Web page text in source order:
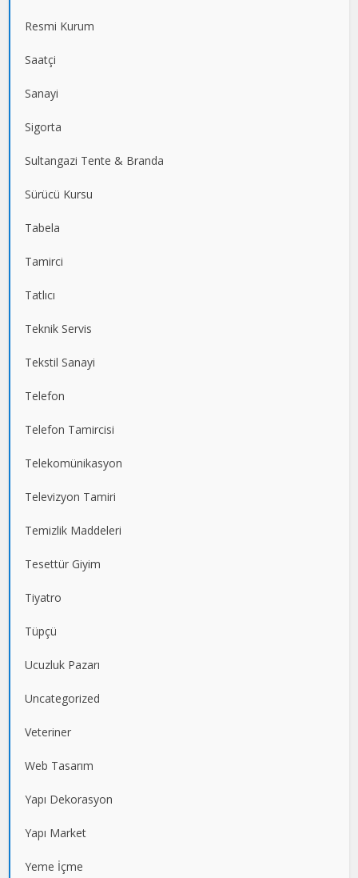
Resmi Kurum
Saatçi
Sanayi
Sigorta
Sultangazi Tente & Branda
Sürücü Kursu
Tabela
Tamirci
Tatlıcı
Teknik Servis
Tekstil Sanayi
Telefon
Telefon Tamircisi
Telekomünikasyon
Televizyon Tamiri
Temizlik Maddeleri
Tesettür Giyim
Tiyatro
Tüpçü
Ucuzluk Pazarı
Uncategorized
Veteriner
Web Tasarım
Yapı Dekorasyon
Yapı Market
Yeme İçme